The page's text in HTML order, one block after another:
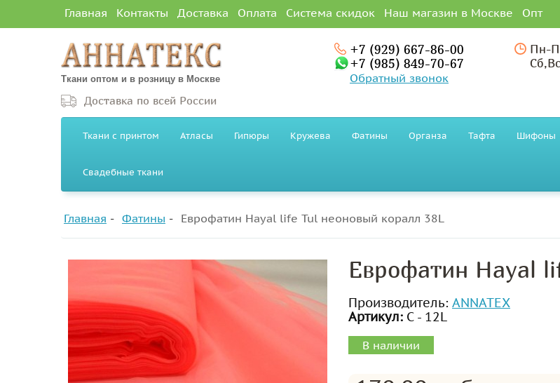
Главная Контакты Доставка Оплата Система скидок Наш магазин в Москве Опт
Ткани оптом и в розницу в Москве
Доставка по всей России
+7 (929) 667-86-00
+7 (985) 849-70-67
Обратный звонок
Пн-
Ткани с принтом Атласы Гипюры Кружева Фатины Органза Тафта Шифоны
Свадебные ткани
Главная Фатины Еврофатин Hayal life Tul неоновый коралл 38L
Еврофатин Hayal
Производитель: ANNATEX
Артикул: С - 12L
В наличии